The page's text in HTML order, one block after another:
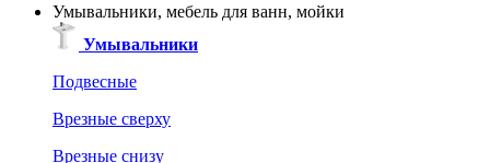
Умывальники, мебель для ванн, мойки
Умывальники
Подвесные
Врезные сверху
Врезные снизу